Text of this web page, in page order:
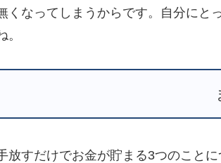
くなってしまうからです。自分に
。
放すだけでお金が貯まる3つのこと